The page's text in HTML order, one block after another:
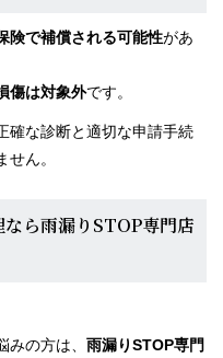
険で補償される可能性があ
傷は対象外です。
確な診断と適切な申請手続
せん。
ら雨漏りSTOP専門店
の方は、 雨漏りSTOP専門